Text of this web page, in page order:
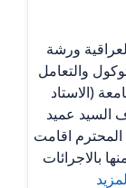
ورشة
والتعامل
(الاستاد
السيد عميد
المحترم اقامت
بالاجرائات